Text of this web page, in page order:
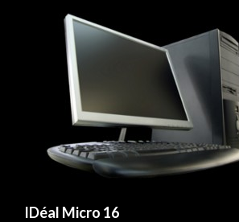
IDéal Micro 16